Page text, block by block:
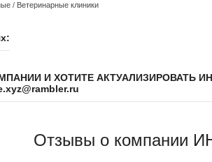
/ Ветеринарные клиники
И ХОТИТЕ АКТУАЛИЗИРОВАТЬ
Отзывы о компании